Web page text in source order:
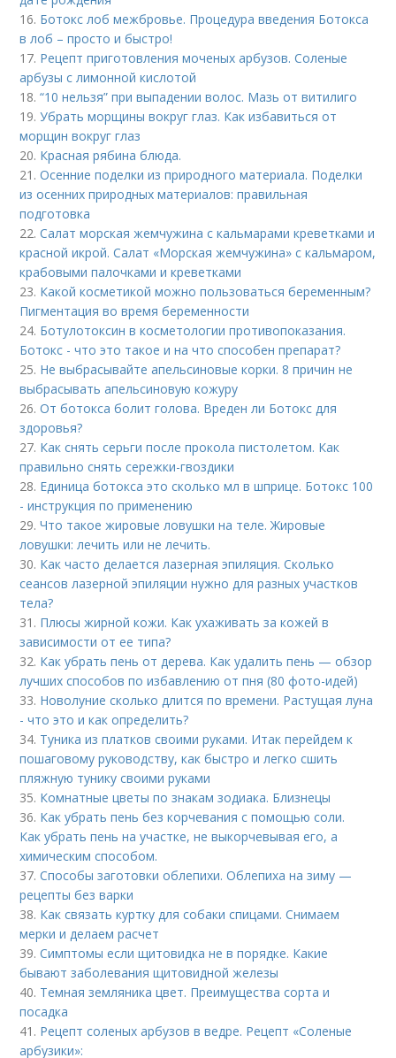
16. Ботокс лоб межбровье. Процедура введения Ботокса
в лоб – просто и быстро!
17. Рецепт приготовления моченых арбузов. Соленые
арбузы с лимонной кислотой
18.“10 нельзя” при выпадении волос. Мазь от витилиго
19.Убрать морщины вокруг глаз. Как избавиться от
морщин вокруг глаз
20. Красная рябина блюда.
21.Осенние поделки из природного материала. Поделки
из осенних природных материалов: правильная
подготовка
22.Салат морская жемчужина с кальмарами креветками и
красной икрой. Салат «Морская жемчужина» с кальмаром,
крабовыми палочками и креветками
23. Какой косметикой можно пользоваться беременным?
Пигментация во время беременности
24. Ботулотоксин в косметологии противопоказания.
Ботокс - что это такое и на что способен препарат?
25. Не выбрасывайте апельсиновые корки. 8 причин не
выбрасывать апельсиновую кожуру
26.От ботокса болит голова. Вреден ли Ботокс для
здоровья?
27. Как снять серьги после прокола пистолетом. Как
правильно снять сережки-гвоздики
28. Единица ботокса это сколько мл в шприце. Ботокс 100
- инструкция по применению
29.Что такое жировые ловушки на теле. Жировые
ловушки: лечить или не лечить.
30. Как часто делается лазерная эпиляция. Сколько
сеансов лазерной эпиляции нужно для разных участков
тела?
31. Плюсы жирной кожи. Как ухаживать за кожей в
зависимости от ее типа?
32. Как убрать пень от дерева. Как удалить пень — обзор
лучших способов по избавлению от пня (80 фото-идей)
33. Новолуние сколько длится по времени. Растущая луна
- что это и как определить?
34. Туника из платков своими руками. Итак перейдем к
пошаговому руководству, как быстро и легко сшить
пляжную тунику своими руками
35. Комнатные цветы по знакам зодиака. Близнецы
36. Как убрать пень без корчевания с помощью соли.
Как убрать пень на участке, не выкорчевывая его, а
химическим способом.
37.Способы заготовки облепихи. Облепиха на зиму —
рецепты без варки
38. Как связать куртку для собаки спицами. Снимаем
мерки и делаем расчет
39.Симптомы если щитовидка не в порядке. Какие
бывают заболевания щитовидной железы
40. Темная земляника цвет. Преимущества сорта и
посадка
41. Рецепт соленых арбузов в ведре. Рецепт «Соленые
арбузики»: